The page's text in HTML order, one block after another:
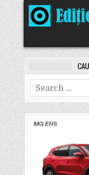
Skip
to
content
Search
for: